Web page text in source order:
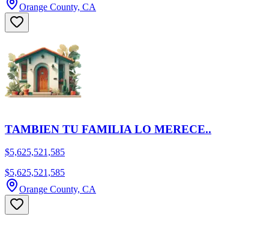
Orange County, CA
TAMBIEN TU FAMILIA LO MERECE..
$5,625,521,585
$5,625,521,585
Orange County, CA